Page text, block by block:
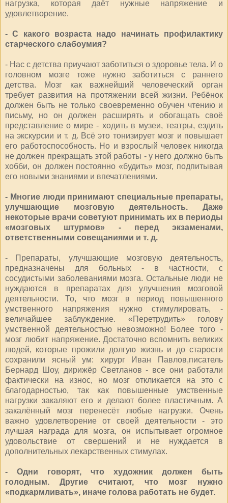
нагрузка, которая даёт нужные напряжение и
удовлетворение.
- С какого возраста надо начинать профилактику
старческого слабоумия?
- Нас с детства приучают заботиться о здоровье тела. И о
головном мозге тоже нужно заботиться с раннего
детства. Мозг как важнейший человеческий орган
требует развития на протяжении всей жизни. Ребёнок
должен быть не только своевременно обучен чтению и
письму, но он должен расширять и обогащать своё
представление о мире - ходить в музеи, театры, ездить
на экскурсии и т. д. Всё это тонизирует мозг и повышает
его работоспособность. Но и взрослый человек никогда
не должен прекращать этой работы - у него должно быть
хобби, он должен постоянно «будить» мозг, подпитывая
его новыми знаниями и впечатлениями.
- Многие люди принимают специальные препараты,
улучшающие мозговую деятельность. Даже
некоторые врачи советуют принимать их в периоды
«мозговых штурмов» - перед экзаменами,
ответственными совещаниями и т. д.
- Препараты, улучшающие мозговую деятельность,
предназначены для больных - в частности, с
сосудистыми заболеваниями мозга. Остальные люди не
нуждаются в препаратах для улучшения мозговой
деятельности. То, что мозг в период повышенного
умственного напряжения нужно стимулировать, -
величайшее заблуждение. «Перетрудить» голову
умственной деятельностью невозможно! Более того -
мозг любит напряжение. Достаточно вспомнить великих
людей, которые прожили долгую жизнь и до старости
сохранили ясный ум: хирург Иван Павлов,писатель
Бернард Шоу, дирижёр Светланов - все они работали
фактически на износ, но мозг откликается на это с
благодарностью, так как повышенные умственные
нагрузки закаляют его и делают более пластичным. А
закалённый мозг перенесёт любые нагрузки. Очень
важно удовлетворение от своей деятельности - это
лучшая награда для мозга, он испытывает огромное
удовольствие от свершений и не нуждается в
дополнительных лекарственных стимулах.
- Одни говорят, что художник должен быть
голодным. Другие считают, что мозг нужно
«подкармливать», иначе голова работать не будет.